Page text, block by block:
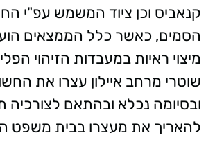
קנאביס וכן ציוד המשמש עפ"י
הסמים, כאשר כלל הממצאים
מיצוי ראיות במעבדות הזיהוי
שוטרי מרחב איילון עצרו את
ובסיומה נכלא ובהתאם לצורכיה
להאריך את מעצרו בבית משפט